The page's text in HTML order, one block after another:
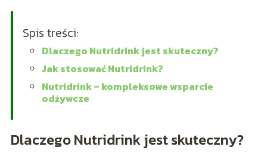
Spis treści:
Dlaczego Nutridrink jest skuteczny?
Jak stosować Nutridrink?
Nutridrink – kompleksowe wsparcie
odżywcze
Dlaczego Nutridrink jest skuteczny?